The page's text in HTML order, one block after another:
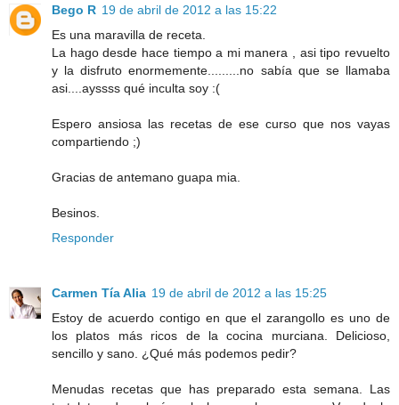
Bego R 19 de abril de 2012 a las 15:22
Es una maravilla de receta.
La hago desde hace tiempo a mi manera , asi tipo revuelto
y la disfruto enormemente.........no sabía que se llamaba
asi....ayssss qué inculta soy :(
Espero ansiosa las recetas de ese curso que nos vayas
compartiendo ;)
Gracias de antemano guapa mia.
Besinos.
Responder
Carmen Tía Alia 19 de abril de 2012 a las 15:25
Estoy de acuerdo contigo en que el zarangollo es uno de
los platos más ricos de la cocina murciana. Delicioso,
sencillo y sano. ¿Qué más podemos pedir?
Menudas recetas que has preparado esta semana. Las